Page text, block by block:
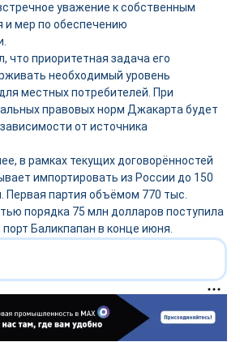
уважение к собственным
и мер по обеспечению
что приоритетная задача его
необходимый уровень
местных потребителей. При
правовых норм Джакарта будет
от источника
в рамках текущих договорённостей
импортировать из России до 150
Первая партия объёмом 770 тыс.
порядка 75 млн долларов поступила
Баликпапан в конце июня.